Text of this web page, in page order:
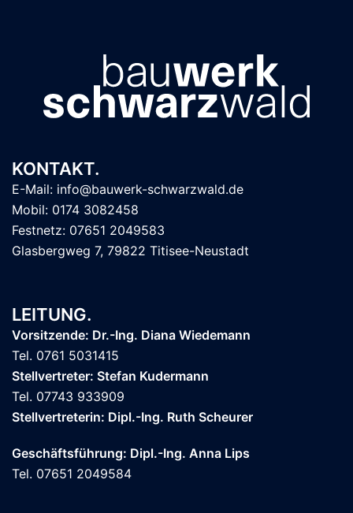
KONTAKT.
E-Mail: info@bauwerk-schwarzwald.de
Mobil: 0174 3082458
Festnetz: 07651 2049583
Glasbergweg 7, 79822 Titisee-Neustadt
LEITUNG.
Vorsitzende: Dr.-Ing. Diana Wiedemann
Tel. 0761 5031415
Stellvertreter: Stefan Kudermann
Tel. 07743 933909
Stellvertreterin: Dipl.-Ing. Ruth Scheurer
Geschäftsführung: Dipl.-Ing. Anna Lips
Tel. 07651 2049584